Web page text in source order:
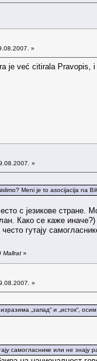
»
je već citirala Pravopis, i
»
Meni je to asocijacija na
с језикове
Како се каже
гутају
Mallrat »
»
„запад“ и „исток“,
самогласнике или не знају